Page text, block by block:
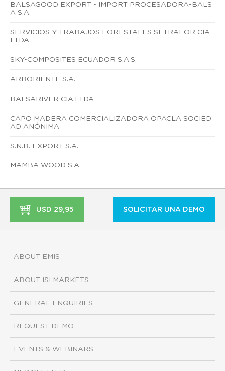
BALSAGOOD EXPORT - IMPORT PROCESADORA-BALS
A S.A.
SERVICIOS Y TRABAJOS FORESTALES SETRAFOR CIA
LTDA
SKY-COMPOSITES ECUADOR S.A.S.
ARBORIENTE S.A.
BALSARIVER CIA.LTDA
CAPO MADERA COMERCIALIZADORA OPACLA SOCIED
AD ANÓNIMA
S.N.B. EXPORT S.A.
MAMBA WOOD S.A.
USD 29,95 SOLICITAR UNA DEMO
ABOUT EMIS
ABOUT ISI MARKETS
GENERAL ENQUIRIES
REQUEST DEMO
EVENTS & WEBINARS